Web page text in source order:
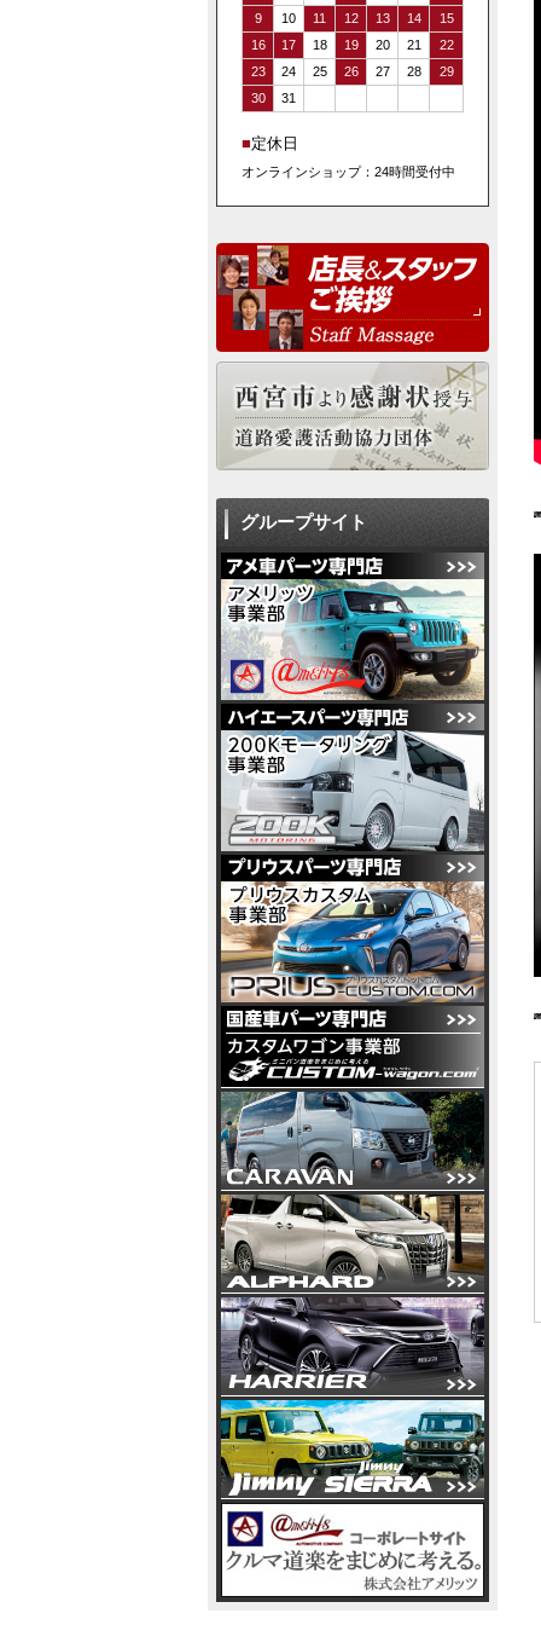
9 10 11 12 13 14
15
16
17 18 19 20 21
22
23
24 25 26 27 28
29
30
31
■定休日
オンラインショップ：24時間受付中
グループサイト